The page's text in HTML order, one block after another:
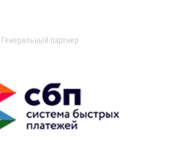
Генеральный партнер